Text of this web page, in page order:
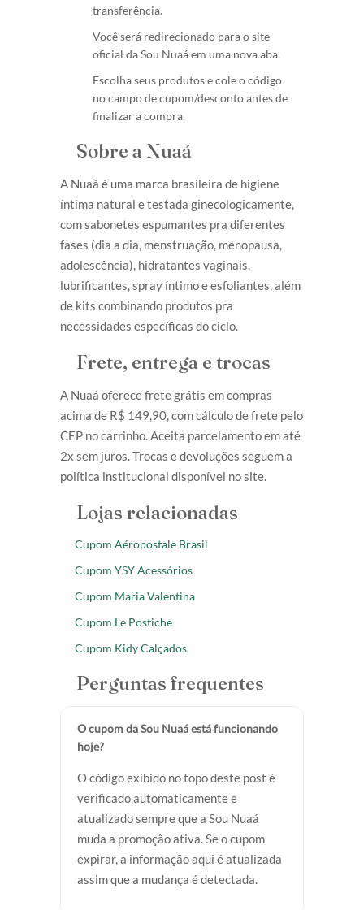
transferência.
Você será redirecionado para o site
oficial da Sou Nuaá em uma nova aba.
Escolha seus produtos e cole o código
no campo de cupom/desconto antes de
finalizar a compra.
Sobre a Nuaá
A Nuaá é uma marca brasileira de higiene
íntima natural e testada ginecologicamente,
com sabonetes espumantes pra diferentes
fases (dia a dia, menstruação, menopausa,
adolescência), hidratantes vaginais,
lubrificantes, spray íntimo e esfoliantes, além
de kits combinando produtos pra
necessidades específicas do ciclo.
Frete, entrega e trocas
A Nuaá oferece frete grátis em compras
acima de R$ 149,90, com cálculo de frete pelo
CEP no carrinho. Aceita parcelamento em até
2x sem juros. Trocas e devoluções seguem a
política institucional disponível no site.
Lojas relacionadas
Cupom Aéropostale Brasil
Cupom YSY Acessórios
Cupom Maria Valentina
Cupom Le Postiche
Cupom Kidy Calçados
Perguntas frequentes
O cupom da Sou Nuaá está funcionando
hoje?
O código exibido no topo deste post é
verificado automaticamente e
atualizado sempre que a Sou Nuaá
muda a promoção ativa. Se o cupom
expirar, a informação aqui é atualizada
assim que a mudança é detectada.